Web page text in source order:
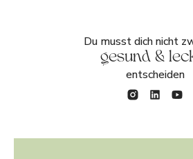
Du musst dich nicht
gesund &
entscheiden